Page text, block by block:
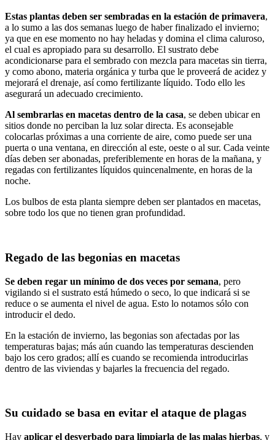
Estas plantas deben ser sembradas en la estación de primavera,
a lo sumo a las dos semanas luego de haber finalizado el invierno;
ya que en ese momento no hay heladas y domina el clima caluroso,
el cual es apropiado para su desarrollo. El sustrato debe
acondicionarse para el sembrado con mezcla para macetas sin tierra,
y como abono, materia orgánica y turba que le proveerá de acidez y
mejorará el drenaje, así como fertilizante líquido. Todo ello les
asegurará un adecuado crecimiento.
Al sembrarlas en macetas dentro de la casa, se deben ubicar en
sitios donde no perciban la luz solar directa. Es aconsejable
colocarlas próximas a una corriente de aire, como puede ser una
puerta o una ventana, en dirección al este, oeste o al sur. Cada veinte
días deben ser abonadas, preferiblemente en horas de la mañana, y
regadas con fertilizantes líquidos quincenalmente, en horas de la
noche.
Los bulbos de esta planta siempre deben ser plantados en macetas,
sobre todo los que no tienen gran profundidad.
Regado de las begonias en macetas
Se deben regar un mínimo de dos veces por semana, pero
vigilando si el sustrato está húmedo o seco, lo que indicará si se
reduce o se aumenta el nivel de agua. Esto lo notamos sólo con
introducir el dedo.
En la estación de invierno, las begonias son afectadas por las
temperaturas bajas; más aún cuando las temperaturas descienden
bajo los cero grados; allí es cuando se recomienda introducirlas
dentro de las viviendas y bajarles la frecuencia del regado.
Su cuidado se basa en evitar el ataque de plagas
Hay aplicar el desyerbado para limpiarla de las malas hierbas, y